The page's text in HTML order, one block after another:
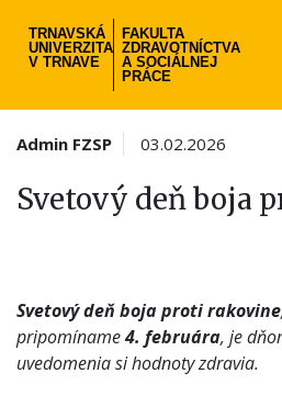
hlavný
TRNAVSKÁ
UNIVERZITA
V TRNAVE
FAKULTA
ZDRAVOTNÍCTVA
A SOCIÁLNEJ
PRÁCE
Admin FZSP 03.02.2026
Svetový deň boja
Svetový deň boja proti rakovine
pripomíname4. februára, je
uvedomenia si hodnoty zdravia.